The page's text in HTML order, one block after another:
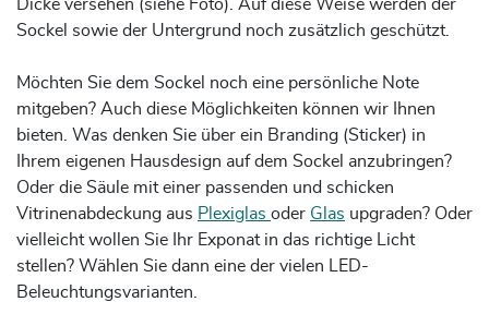
Dicke versehen (siehe Foto). Auf diese Weise werden der
Sockel sowie der Untergrund noch zusätzlich geschützt.
Möchten Sie dem Sockel noch eine persönliche Note
mitgeben? Auch diese Möglichkeiten können wir Ihnen
bieten. Was denken Sie über ein Branding (Sticker) in
Ihrem eigenen Hausdesign auf dem Sockel anzubringen?
Oder die Säule mit einer passenden und schicken
Vitrinenabdeckung aus Plexiglas oder Glas upgraden? Oder
vielleicht wollen Sie Ihr Exponat in das richtige Licht
stellen? Wählen Sie dann eine der vielen LED-
Beleuchtungsvarianten.